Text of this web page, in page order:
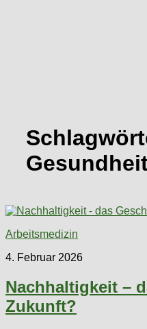
Arbeitsmedizin
4. Februar 2026
Nachhaltigkeit –
Zukunft?